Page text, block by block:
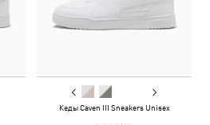
Кеды Caven III Sneakers Unisex